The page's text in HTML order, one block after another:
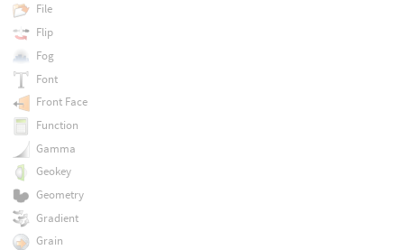
File
Flip
Fog
Font
Front Face
Function
Gamma
Geokey
Geometry
Gradient
Grain